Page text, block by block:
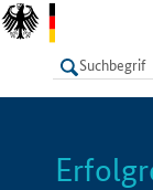
LISTE